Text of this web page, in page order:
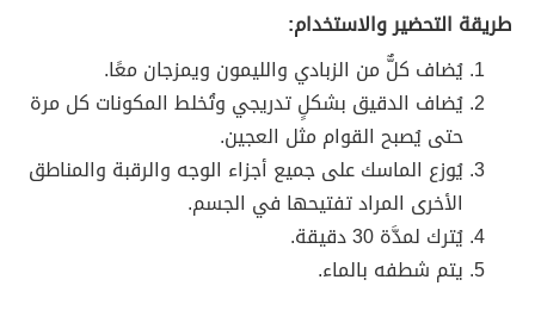
طريقة التحضير والاستخدام:
يُضاف كلٌّ من الزبادي والليمون ويمزجان معًا.
يُضاف الدقيق بشكلٍ تدريجي وتُخلط المكونات كل مرة
حتى يُصبح القوام مثل العجين.
يُوزع الماسك على جميع أجزاء الوجه والرقبة والمناطق
الأخرى المراد تفتيحها في الجسم.
يُترك لمدَّة 30 دقيقة.
يتم شطفه بالماء.